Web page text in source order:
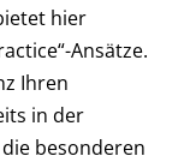
hier
Ansätze.
Ihren
in der
besonderen